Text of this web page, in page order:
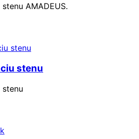
AMADEUS.
stenu